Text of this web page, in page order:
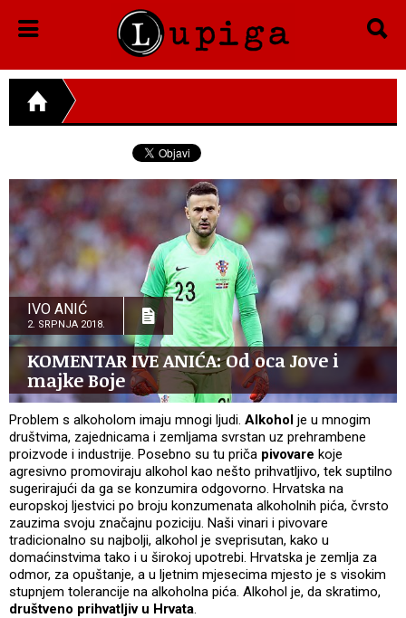
IVO ANIĆ
2. SRPNJA 2018.
KOMENTAR IVE ANIĆA: Od oca Jove i
majke Boje
Problem s alkoholom imaju mnogi ljudi. Alkohol je u mnogim
društvima, zajednicama i zemljama svrstan uz prehrambene
proizvode i industrije. Posebno su tu priča pivovare koje
agresivno promoviraju alkohol kao nešto prihvatljivo, tek suptilno
sugerirajući da ga se konzumira odgovorno. Hrvatska na
europskoj ljestvici po broju konzumenata alkoholnih pića, čvrsto
zauzima svoju značajnu poziciju. Naši vinari i pivovare
tradicionalno su najbolji, alkohol je sveprisutan, kako u
domaćinstvima tako i u širokoj upotrebi. Hrvatska je zemlja za
odmor, za opuštanje, a u ljetnim mjesecima mjesto je s visokim
stupnjem tolerancije na alkoholna pića. Alkohol je, da skratimo,
društveno prihvatljiv u Hrvata.